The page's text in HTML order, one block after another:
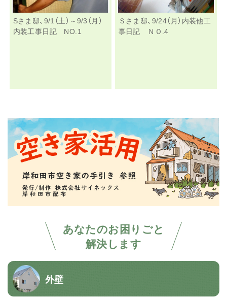
あなたのお困りごと
解決します
外壁
Sさま邸、9/1（土）～9/3（月）
内装工事日記 NO.1
Ｓさま邸、9/24（月）内装他工
事日記 ＮＯ.4